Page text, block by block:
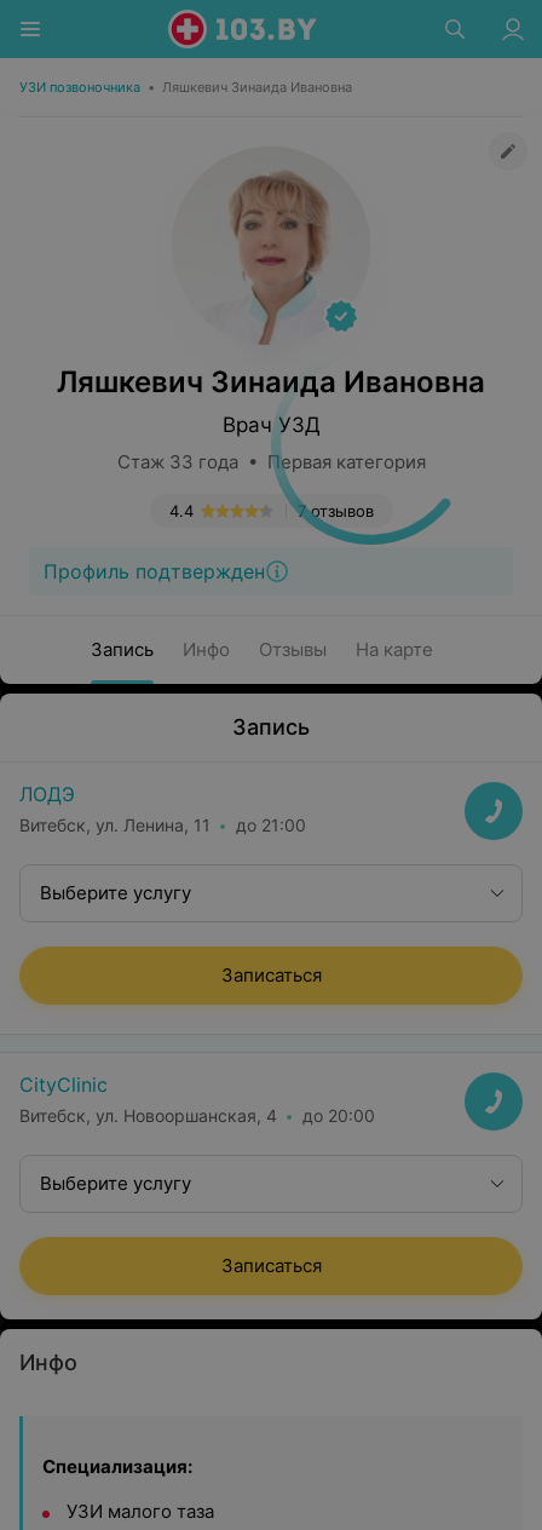
УЗИ позвоночника • Ляшкевич Зинаида Ивановна
Ляшкевич Зинаида Ивановна
Врач УЗД
Стаж 33 года • Первая категория
7 отзывов
4.4
Профиль подтвержден
Запись Инфо Отзывы На карте
Запись
ЛОДЭ
Витебск, ул. Ленина, 11 до 21:00
Выберите услугу
Записаться
CityClinic
Витебск, ул. Новооршанская, 4 до 20:00
Выберите услугу
Записаться
Инфо
Специализация:
УЗИ малого таза